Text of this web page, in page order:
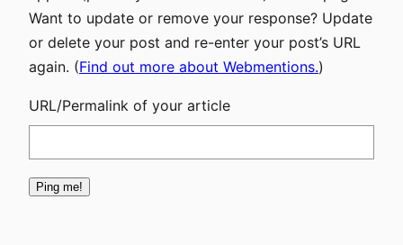
Want to update or remove your response? Update
or delete your post and re-enter your post’s URL
again. (Find out more about Webmentions.)
URL/Permalink of your article